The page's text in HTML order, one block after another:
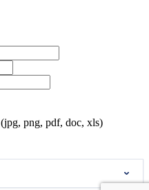
png, pdf, doc, xls)